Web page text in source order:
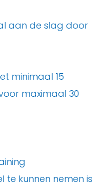
aan de slag door
minimaal 15
maximaal 30
kunnen nemen is